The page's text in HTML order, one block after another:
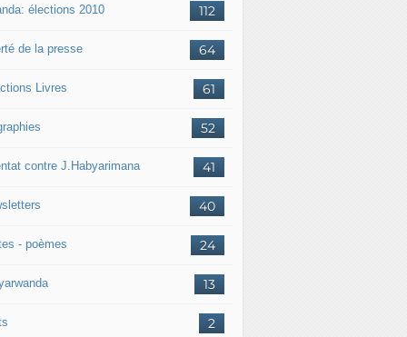
112
élections 2010
64
de la presse
61
Livres
52
41
contre J.Habyarimana
40
24
- poèmes
13
2